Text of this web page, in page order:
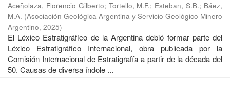
Aceñolaza, Florencio Gilberto; Tortello, M.F.; Esteban, S.B.; Báez,
M.A. (Asociación Geológica Argentina y Servicio Geológico Minero
Argentino, 2025)
El Léxico Estratigráfico de la Argentina debió formar parte del
Léxico Estratigráfico Internacional, obra publicada por la
Comisión Internacional de Estratigrafía a partir de la década del
50. Causas de diversa índole ...